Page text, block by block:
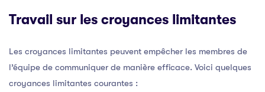
Travail sur les croyances limitantes
Les croyances limitantes peuvent empêcher les membres de
l’équipe de communiquer de manière efficace. Voici quelques
croyances limitantes courantes :